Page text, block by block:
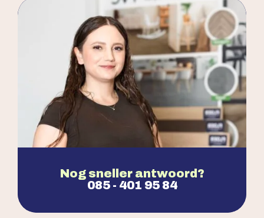
Nog sneller antwoord?
085 - 401 95 84